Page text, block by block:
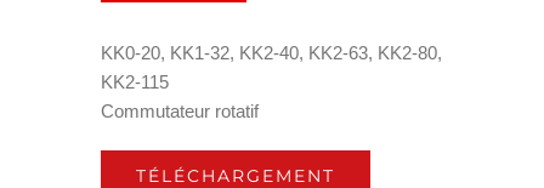
KK0-20, KK1-32, KK2-40, KK2-63, KK2-80,
KK2-115
Commutateur rotatif
TÉLÉCHARGEMENT